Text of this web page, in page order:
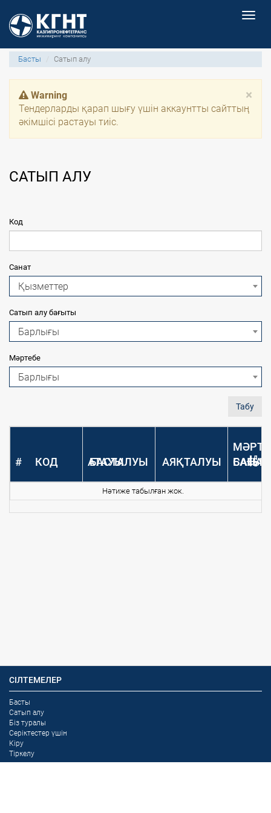
Басты Сатып алу
×
Warning
Тендерларды қарап шығу үшін аккаунтты сайттың
әкімшісі растауы тиіс.
САТЫП АЛУ
Код
Санат
Қызметтер
Сатып алу бағыты
Барлығы
Мәртебе
Барлығы
Табу
# КОД АТАУЫ
БАСТАЛУЫ АЯҚТАЛУЫ САНАТ
БАҒЫТ
Нәтиже табылған жок.
СІЛТЕМЕЛЕР
Басты
Сатып алу
Біз туралы
Серіктестер үшін
Кіру
Тіркелу